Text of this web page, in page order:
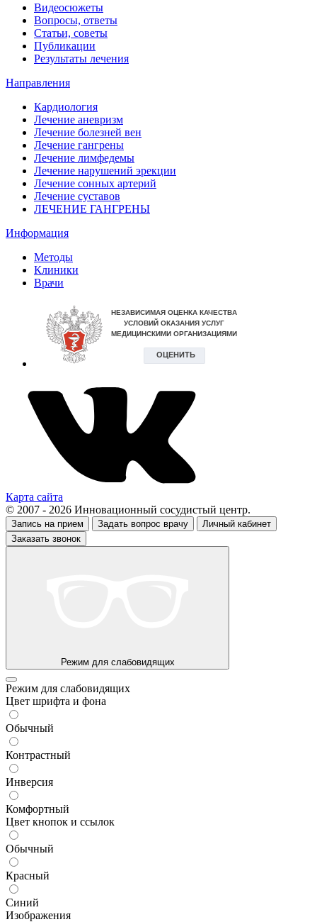
Видеосюжеты
Вопросы, ответы
Статьи, советы
Публикации
Результаты лечения
Направления
Кардиология
Лечение аневризм
Лечение болезней вен
Лечение гангрены
Лечение лимфедемы
Лечение нарушений эрекции
Лечение сонных артерий
Лечение суставов
ЛЕЧЕНИЕ ГАНГРЕНЫ
Информация
Методы
Клиники
Врачи
Карта сайта
© 2007 - 2026 Инновационный сосудистый центр.
Запись на прием Задать вопрос врачу
Личный кабинет
Заказать звонок
Режим для слабовидящих
Режим для слабовидящих
Цвет шрифта и фона
Обычный
Контрастный
Инверсия
Комфортный
Цвет кнопок и ссылок
Обычный
Красный
Синий
Изображения